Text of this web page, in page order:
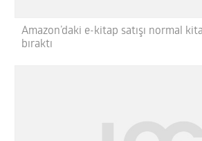
Amazon’daki e-kitap satışı normal
bıraktı